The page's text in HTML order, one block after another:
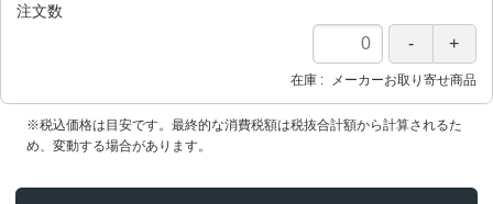
注文数
在庫 メーカーお取り寄せ商品
※税込価格は目安です。最終的な消費税額は税抜合計額から計算されるた
め、変動する場合があります。